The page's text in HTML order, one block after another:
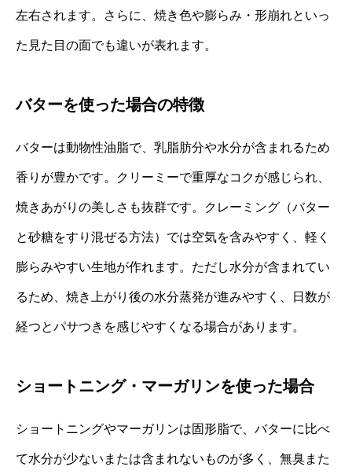
左右されます。さらに、焼き色や膨らみ・形崩れといっ
た見た目の面でも違いが表れます。
バターを使った場合の特徴
バターは動物性油脂で、乳脂肪分や水分が含まれるため
香りが豊かです。クリーミーで重厚なコクが感じられ、
焼きあがりの美しさも抜群です。クレーミング（バター
と砂糖をすり混ぜる方法）では空気を含みやすく、軽く
膨らみやすい生地が作れます。ただし水分が含まれてい
るため、焼き上がり後の水分蒸発が進みやすく、日数が
経つとパサつきを感じやすくなる場合があります。
ショートニング・マーガリンを使った場合
ショートニングやマーガリンは固形脂で、バターに比べ
て水分が少ないまたは含まれないものが多く、無臭また